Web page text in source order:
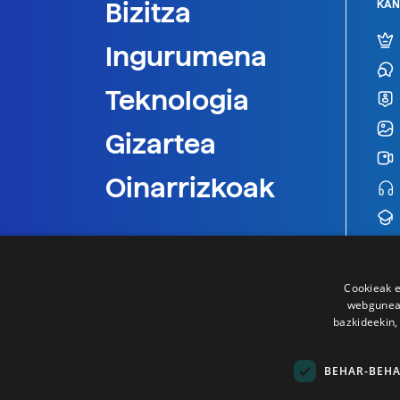
Bizitza
Ingurumena
Teknologia
Gizartea
Oinarrizkoak
Cookieak
BEHAR-